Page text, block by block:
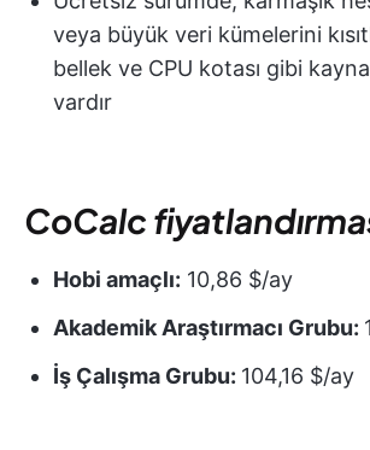
veya büyük veri kümelerini
bellek ve CPU kotası gibi
vardır
CoCalc
Hobi amaçlı: 10,86 $/ay
Akademik Araştırmacı Grubu:
İş Çalışma Grubu: 104,16 $/ay